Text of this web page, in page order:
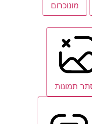
מונוכרום
תמונות